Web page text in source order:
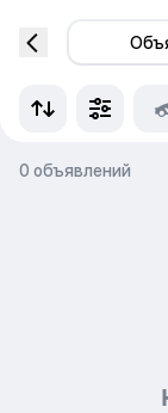
0 объявлений